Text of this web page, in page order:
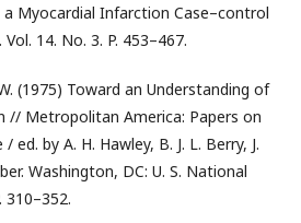
Myocardial Infarction Case–control
14. No. 3. P. 453–467.
(1975) Toward an Understanding of
// Metropolitan America: Papers on
by A. H. Hawley, B. J. L. Berry, J.
Washington, DC: U. S. National
310–352.